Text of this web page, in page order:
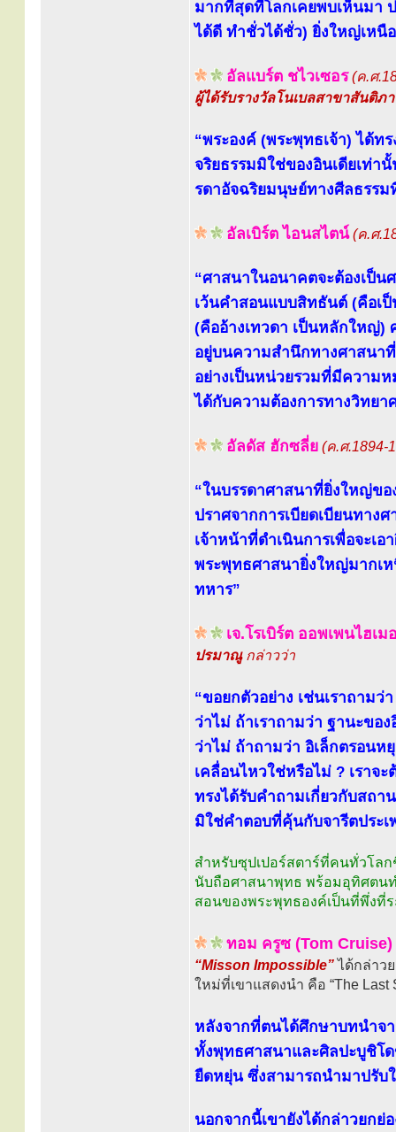
มากที่สุดที่โลกเคยพบเห็นมา
ได้ดี ทำชั่วได้ชั่ว) ยิ่งใหญ่เหนื
อัลแบร์ต ชไวเซอร (ค.ศ
ผู้ได้รับรางวัลโนเบลสาขาสันติภ
“พระองค์ (พระพุทธเจ้า) ได้
จริยธรรมมิใช่ของอินเดียเท่า
รดาอัจฉริยมนุษย์ทางศีลธรรม
อัลเบิร์ต ไอนสไตน์ (ค.ศ
“ศาสนาในอนาคตจะต้องเป็น
เว้นคำสอนแบบสิทธันต์ (คือเป็
(คืออ้างเทวดา เป็นหลักใหญ่)
อยู่บนความสำนึกทางศาสนา
อย่างเป็นหน่วยรวมที่มีความ
ได้กับความต้องการทางวิทย
อัลดัส ฮักซลี่ย (ค.ศ.1894-
“ในบรรดาศาสนาที่ยิ่งใหญ่ข
ปราศจากการเบียดเบียนทา
เจ้าหน้าที่ดำเนินการเพื่อจะเ
พระพุทธศาสนายิ่งใหญ่มากเ
ทหาร”
เจ.โรเบิร์ต ออพเพนไฮเม
ปรมาณูกล่าวว่า
“ขอยกตัวอย่าง เช่นเราถามว่
ว่าไม่ ถ้าเราถามว่า ฐานะขอ
ว่าไม่ ถ้าถามว่า อิเล็กตรอนห
เคลื่อนไหวใช่หรือไม่ ? เราจ
ทรงได้รับคำถามเกี่ยวกับสถ
มิใช่คำตอบที่คุ้นกับจารีตประ
สำหรับซุปเปอร์สตาร์ที่คนทั่วโล
นับถือศาสนาพุทธ พร้อมอุทิศตน
สอนของพระพุทธองค์เป็นที่พึ่งที่
ทอม ครูซ (Tom Cruise)
“Misson Impossible”ได้กล่าว
ใหม่ที่เขาแสดงนำ คือ “The
หลังจากที่ตนได้ศึกษาบทนำจ
ทั้งพุทธศาสนาและศิลปะบูชิโ
ยืดหยุ่น ซึ่งสามารถนำมาปรับ
นอกจากนี้เขายังได้กล่าวยกย่